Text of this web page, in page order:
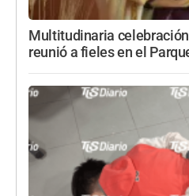
Multitudinaria
reunió a fieles en el